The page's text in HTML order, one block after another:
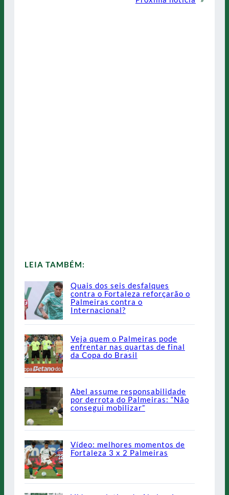
LEIA TAMBÉM:
Quais dos seis desfalques
contra o Fortaleza reforçarão o
Palmeiras contra o
Internacional?
Veja quem o Palmeiras pode
enfrentar nas quartas de final
da Copa do Brasil
Abel assume responsabilidade
por derrota do Palmeiras: “Não
consegui mobilizar”
Vídeo: melhores momentos de
Fortaleza 3 x 2 Palmeiras